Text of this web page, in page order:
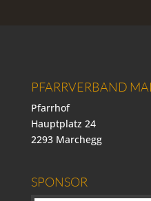
PFARRVERBAND
Pfarrhof
Hauptplatz 24
2293 Marchegg
SPONSOR